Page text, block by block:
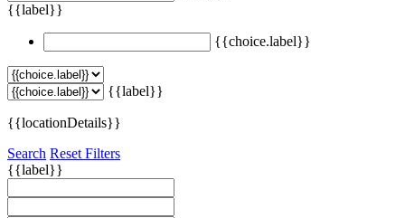
{{label}}
{{choice.label}}
{{label}}
{{locationDetails}}
Search Reset Filters
{{label}}